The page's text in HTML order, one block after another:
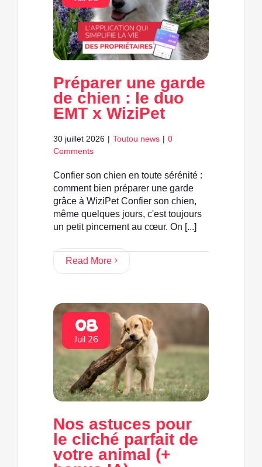
Préparer une garde
de chien : le duo
EMT x WiziPet
30 juillet 2026 | Toutou news | 0
Comments
Confier son chien en toute sérénité :
comment bien préparer une garde
grâce à WiziPet Confier son chien,
même quelques jours, c'est toujours
un petit pincement au cœur. On [...]
Read More
08
Juil 26
Nos astuces pour
le cliché parfait de
votre animal (+